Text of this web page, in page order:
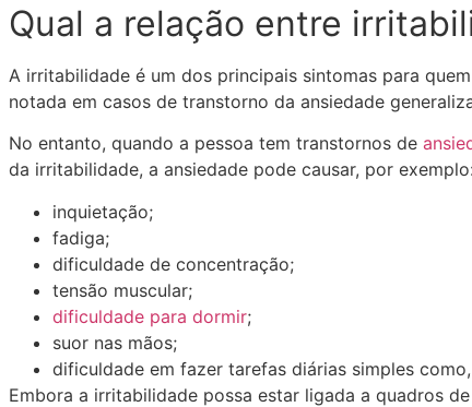
Qual a relação entre
A irritabilidade é um dos principais sintomas para
notada em casos de transtorno da ansiedade
No entanto, quando a pessoa tem transtornos de
da irritabilidade, a ansiedade pode causar, por exemplo:
inquietação;
fadiga;
dificuldade de concentração;
tensão muscular;
dificuldade para dormir;
suor nas mãos;
dificuldade em fazer tarefas diárias simples
Embora a irritabilidade possa estar ligada a quadros de